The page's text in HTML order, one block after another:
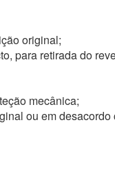
original;
para retirada do
mecânica;
ou em